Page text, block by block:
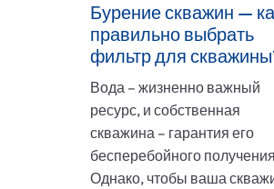
Бурение скважин —
правильно выбрать
фильтр для
Вода – жизненно важный
ресурс, и собственная
скважина – гарантия его
бесперебойного
Однако, чтобы ваша